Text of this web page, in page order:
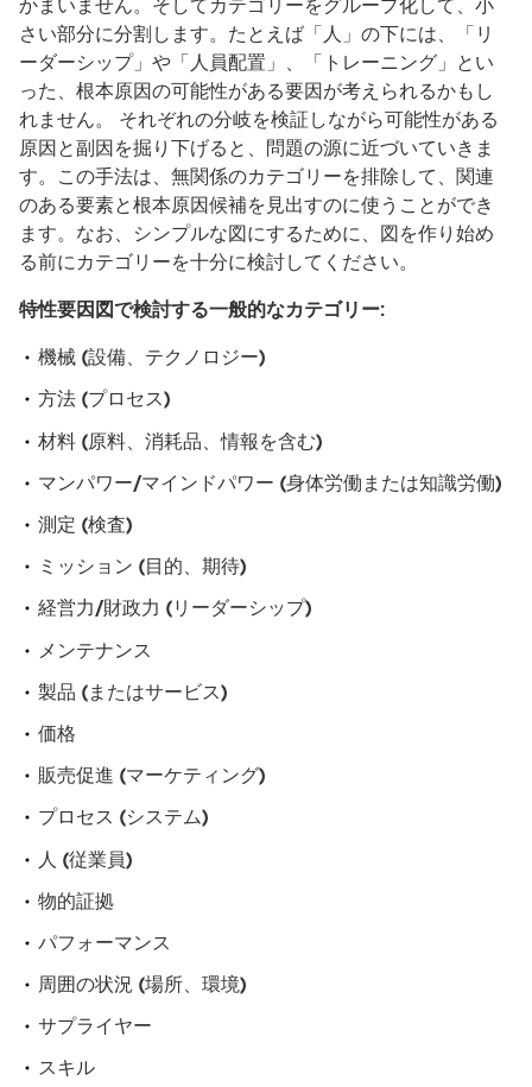
かまいません。そしてカテゴリーをグループ化して、小
さい部分に分割します。たとえば「人」の下には、「リ
ーダーシップ」や「人員配置」、「トレーニング」とい
った、根本原因の可能性がある要因が考えられるかもし
れません。 それぞれの分岐を検証しながら可能性がある
原因と副因を掘り下げると、問題の源に近づいていきま
す。この手法は、無関係のカテゴリーを排除して、関連
のある要素と根本原因候補を見出すのに使うことができ
ます。なお、シンプルな図にするために、図を作り始め
る前にカテゴリーを十分に検討してください。
特性要因図で検討する一般的なカテゴリー:
機械 (設備、テクノロジー)
方法 (プロセス)
材料 (原料、消耗品、情報を含む)
マンパワー/マインドパワー (身体労働または知識労働)
測定 (検査)
ミッション (目的、期待)
経営力/財政力 (リーダーシップ)
メンテナンス
製品 (またはサービス)
価格
販売促進 (マーケティング)
プロセス (システム)
人 (従業員)
物的証拠
パフォーマンス
周囲の状況 (場所、環境)
サプライヤー
スキル